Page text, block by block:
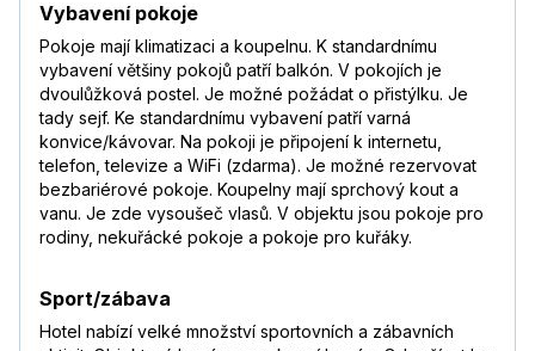
Vybavení pokoje
Pokoje mají klimatizaci a koupelnu. K standardnímu
vybavení většiny pokojů patří balkón. V pokojích je
dvoulůžková postel. Je možné požádat o přistýlku. Je
tady sejf. Ke standardnímu vybavení patří varná
konvice/kávovar. Na pokoji je připojení k internetu,
telefon, televize a WiFi (zdarma). Je možné rezervovat
bezbariérové pokoje. Koupelny mají sprchový kout a
vanu. Je zde vysoušeč vlasů. V objektu jsou pokoje pro
rodiny, nekuřácké pokoje a pokoje pro kuřáky.
Sport/zábava
Hotel nabízí velké množství sportovních a zábavních